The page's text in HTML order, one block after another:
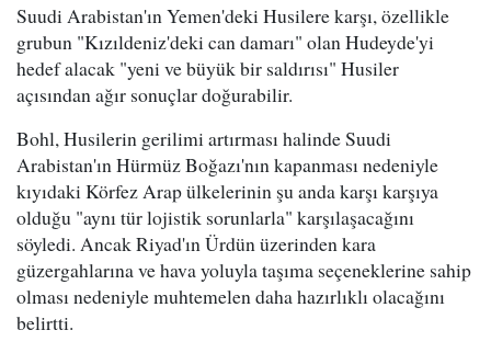
Suudi Arabistan'ın Yemen'deki Husilere karşı, özellikle
grubun "Kızıldeniz'deki can damarı" olan Hudeyde'yi
hedef alacak "yeni ve büyük bir saldırısı" Husiler
açısından ağır sonuçlar doğurabilir.
Bohl, Husilerin gerilimi artırması halinde Suudi
Arabistan'ın Hürmüz Boğazı'nın kapanması nedeniyle
kıyıdaki Körfez Arap ülkelerinin şu anda karşı karşıya
olduğu "aynı tür lojistik sorunlarla" karşılaşacağını
söyledi. Ancak Riyad'ın Ürdün üzerinden kara
güzergahlarına ve hava yoluyla taşıma seçeneklerine sahip
olması nedeniyle muhtemelen daha hazırlıklı olacağını
belirtti.